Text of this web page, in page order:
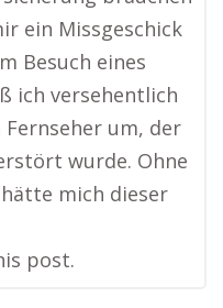
ein Missgeschick
Besuch eines
ich versehentlich
um, der
wurde. Ohne
mich dieser
post.